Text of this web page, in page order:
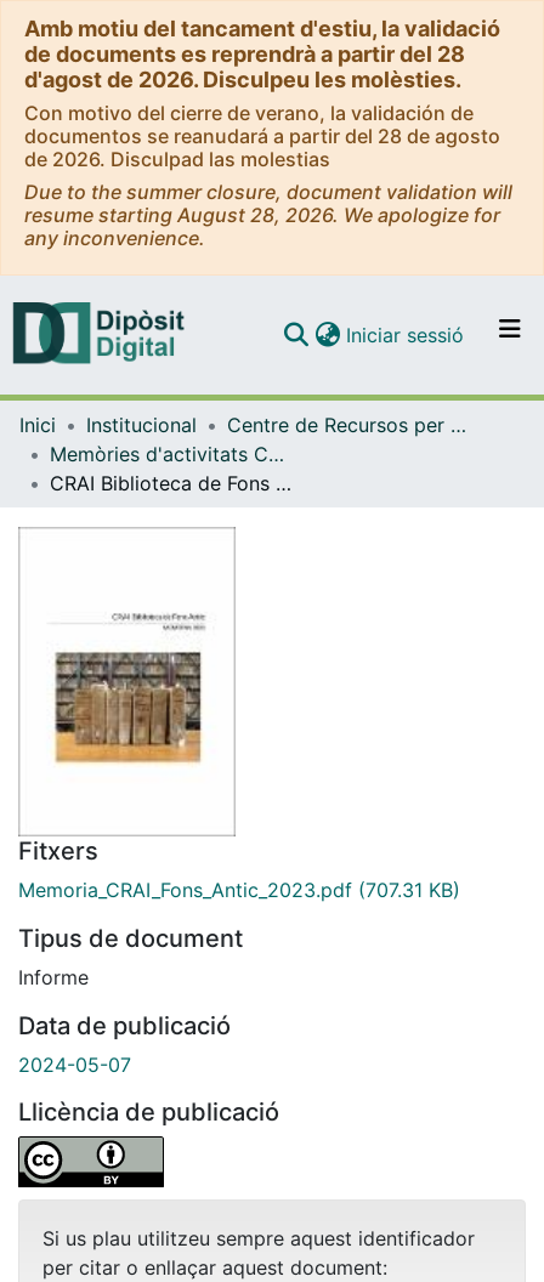
Amb motiu del tancament d'estiu, la validació
de documents es reprendrà a partir del 28
d'agost de 2026. Disculpeu les molèsties.
Con motivo del cierre de verano, la validación de
documentos se reanudará a partir del 28 de agosto
de 2026. Disculpad las molestias
Due to the summer closure, document validation will
resume starting August 28, 2026. We apologize for
any inconvenience.
Navega per tot el DD
Iniciar sessió (current)
Inici Institucional
Centre de Recursos per a l'Aprenentatge i la Investigació (CRAI-UB) - Institucional
Memòries d'activitats CRAI Biblioteques i Unitats (CRAI-UB)
CRAI Biblioteca de Fons Antic. Memòria 2023
Fitxers
Memoria_CRAI_Fons_Antic_2023.pdf (707.31 KB)
Tipus de document
Informe
Data de publicació
2024-05-07
Llicència de publicació
Si us plau utilitzeu sempre aquest identificador
per citar o enllaçar aquest document: